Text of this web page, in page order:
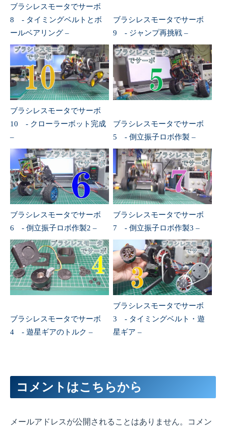
ブラシレスモータでサーボ
8 - タイミングベルトとボ
ールベアリング –
ブラシレスモータでサーボ
9 - ジャンプ再挑戦 –
ブラシレスモータでサーボ
10 - クローラーボット完成
–
ブラシレスモータでサーボ
5 - 倒立振子ロボ作製 –
ブラシレスモータでサーボ
6 - 倒立振子ロボ作製2 –
ブラシレスモータでサーボ
7 - 倒立振子ロボ作製3 –
ブラシレスモータでサーボ
4 - 遊星ギアのトルク –
ブラシレスモータでサーボ
3 - タイミングベルト・遊
星ギア –
コメントはこちらから
メールアドレスが公開されることはありません。コメン